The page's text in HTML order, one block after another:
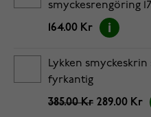
smyckesrengöring
164.00 Kr
Lykken smyckeskrin
fyrkantig
385.00 Kr 289.00 Kr